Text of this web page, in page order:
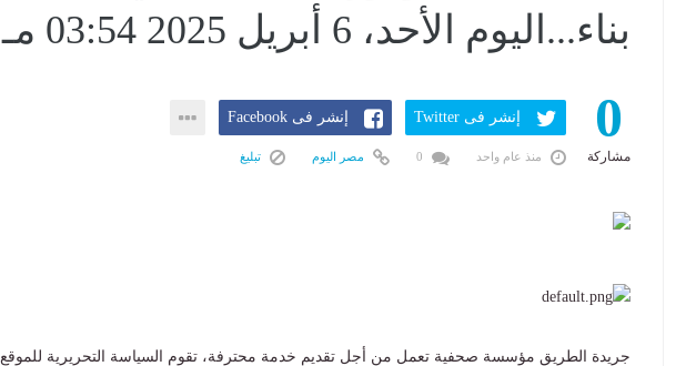
بناء...اليوم الأحد، 6 أبريل 2025 03:54 مـ
0
مشاركة
إنشر فى Twitter إنشر فى Facebook
منذ عام واحد مصر اليوم تبليغ
جريدة الطريق مؤسسة صحفية تعمل من أجل تقديم خدمة محترفة، تقوم السياسة التحريرية للموقع